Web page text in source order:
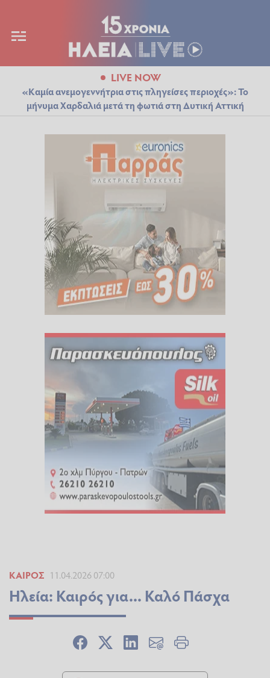
LIVE NOW
«Καμία ανεμογεννήτρια στις πληγείσες περιοχές»: Το
μήνυμα Χαρδαλιά μετά τη φωτιά στη Δυτική Αττική
ΚΑΙΡΌΣ 11.04.2026 07:00
Ηλεία: Καιρός για... Καλό Πάσχα